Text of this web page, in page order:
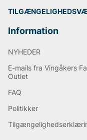
Information
NYHEDER
E-mails fra Vingåkers
Outlet
FAQ
Politikker